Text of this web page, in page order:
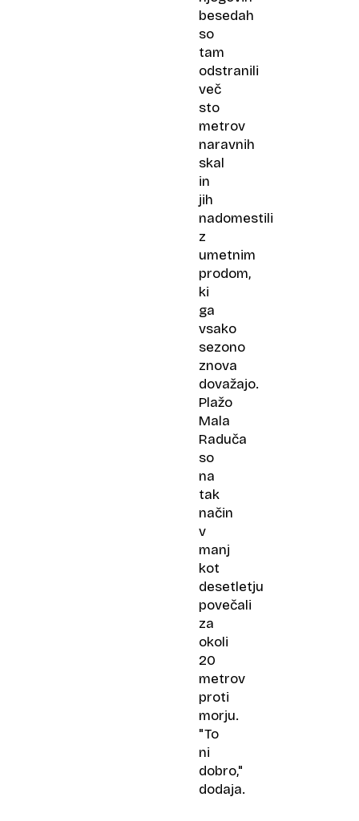
besedah
so
tam
odstranili
več
sto
metrov
naravnih
skal
in
jih
nadomestili
z
umetnim
prodom,
ki
ga
vsako
sezono
znova
dovažajo.
Plažo
Mala
Raduča
so
na
tak
način
v
manj
kot
desetletju
povečali
za
okoli
20
metrov
proti
morju.
"To
ni
dobro,"
dodaja.